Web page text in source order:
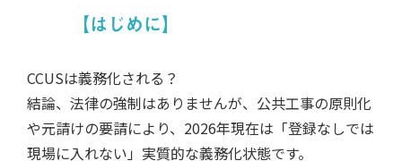
【はじめに】
CCUSは義務化される？
結論、法律の強制はありませんが、公共工事の原則化
や元請けの要請により、2026年現在は「登録なしでは
現場に入れない」実質的な義務化状態です。